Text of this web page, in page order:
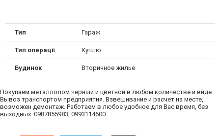
Тип Гараж
Тип операції Куплю
Будинок Вторичное жилье
Покупаем металлолом черный и цветной в любом количестве и виде.
Вывоз транспортом предприятия. Взвешивание и расчет на месте,
возможен демонтаж. Работаем в любое удобное для Вас время, без
выходных. 0987855983, 0993114600.